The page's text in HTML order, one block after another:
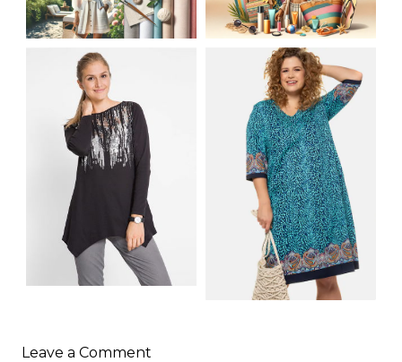
LETNIA MODA
PLAŻOWA: STROJE
KĄPIELOWE I
AKCESORIA, KTÓRE
MUSISZ MIEĆ
JAK STYLOWO
PRZETRWAĆ UPALNE
DNI: NAJLEPSZE
MATERIAŁY I KROJE
NA LATO
CEKINAMI CZARNY
Leave a Comment